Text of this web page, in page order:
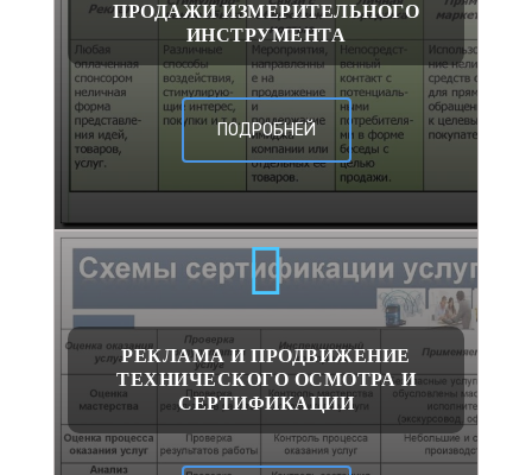
ПРОДАЖИ ИЗМЕРИТЕЛЬНОГО
ИНСТРУМЕНТА
ПОДРОБНЕЙ
РЕКЛАМА И ПРОДВИЖЕНИЕ
ТЕХНИЧЕСКОГО ОСМОТРА И
СЕРТИФИКАЦИИ